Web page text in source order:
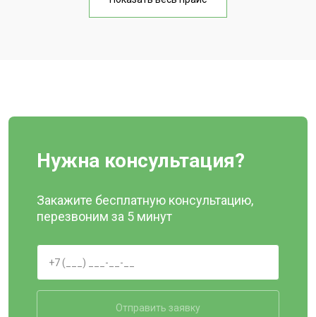
Нужна консультация?
Закажите бесплатную консультацию,
перезвоним за 5 минут
Отправить заявку